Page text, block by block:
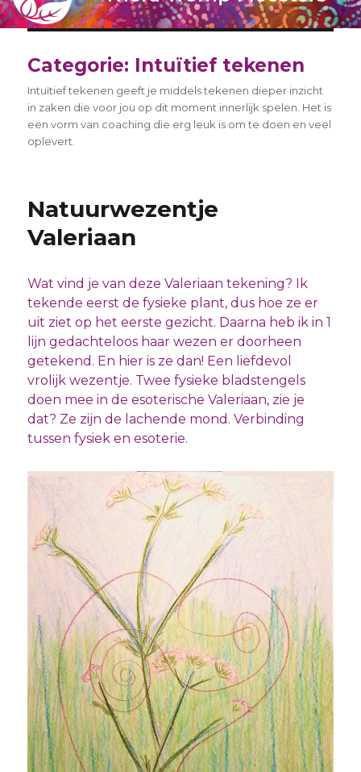
Categorie: Intuïtief tekenen
Intuïtief tekenen geeft je middels tekenen dieper inzicht
in zaken die voor jou op dit moment innerlijk spelen. Het is
een vorm van coaching die erg leuk is om te doen en veel
oplevert.
Natuurwezentje
Valeriaan
Wat vind je van deze Valeriaan tekening? Ik
tekende eerst de fysieke plant, dus hoe ze er
uit ziet op het eerste gezicht. Daarna heb ik in 1
lijn gedachteloos haar wezen er doorheen
getekend. En hier is ze dan! Een liefdevol
vrolijk wezentje. Twee fysieke bladstengels
doen mee in de esoterische Valeriaan, zie je
dat? Ze zijn de lachende mond. Verbinding
tussen fysiek en esoterie.